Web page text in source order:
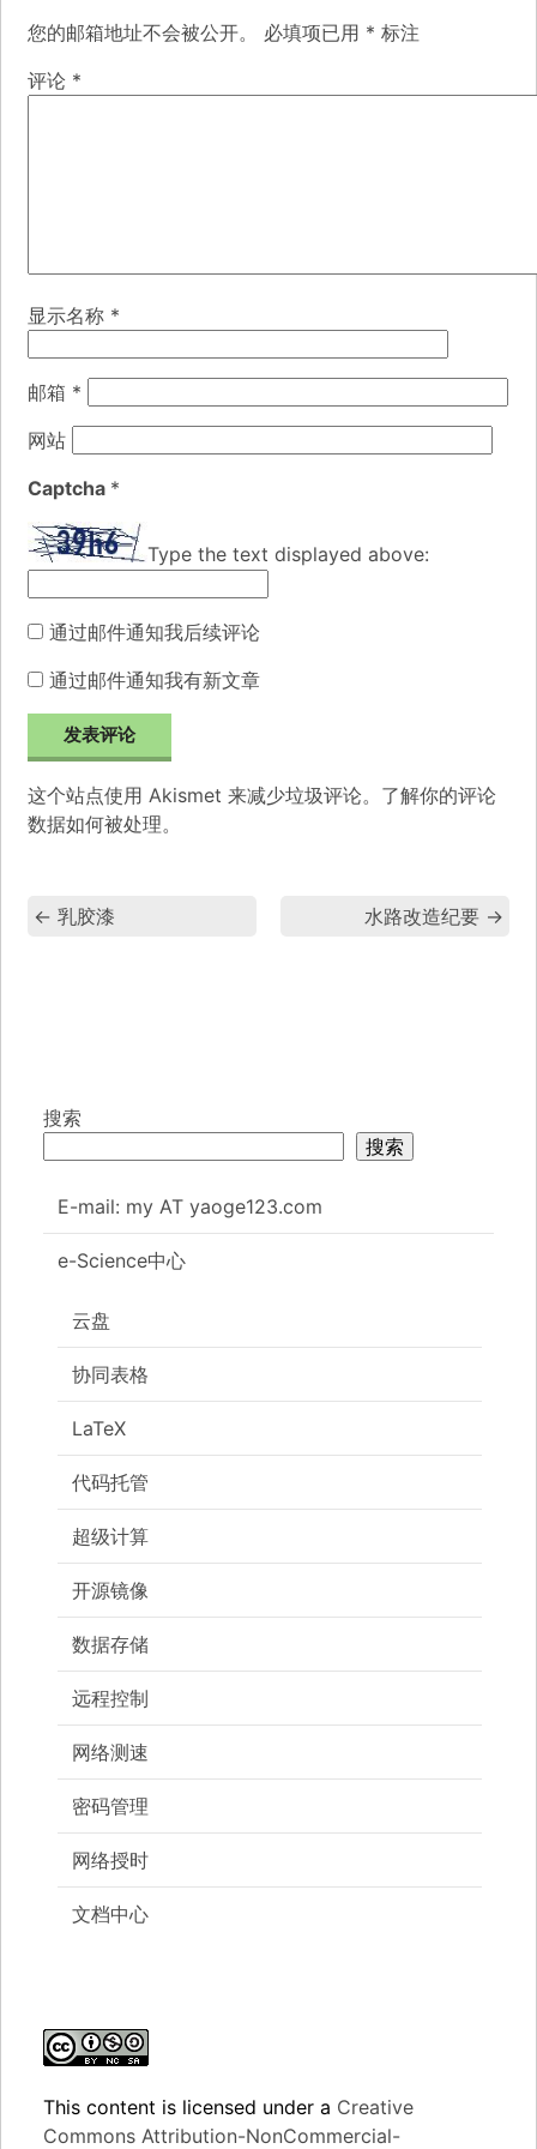
您的邮箱地址不会被公开。 必填项已用 * 标注
评论 *
显示名称 *
邮箱 *
网站
Captcha *
Type the text displayed above:
通过邮件通知我后续评论
通过邮件通知我有新文章
这个站点使用 Akismet 来减少垃圾评论。 了解你的评论
数据如何被处理。
← 乳胶漆 水路改造纪要 →
搜索
搜索
E-mail: my AT yaoge123.com
e-Science中心
云盘
协同表格
LaTeX
代码托管
超级计算
开源镜像
数据存储
远程控制
网络测速
密码管理
网络授时
文档中心
This content is licensed under a Creative
Commons Attribution-NonCommercial-